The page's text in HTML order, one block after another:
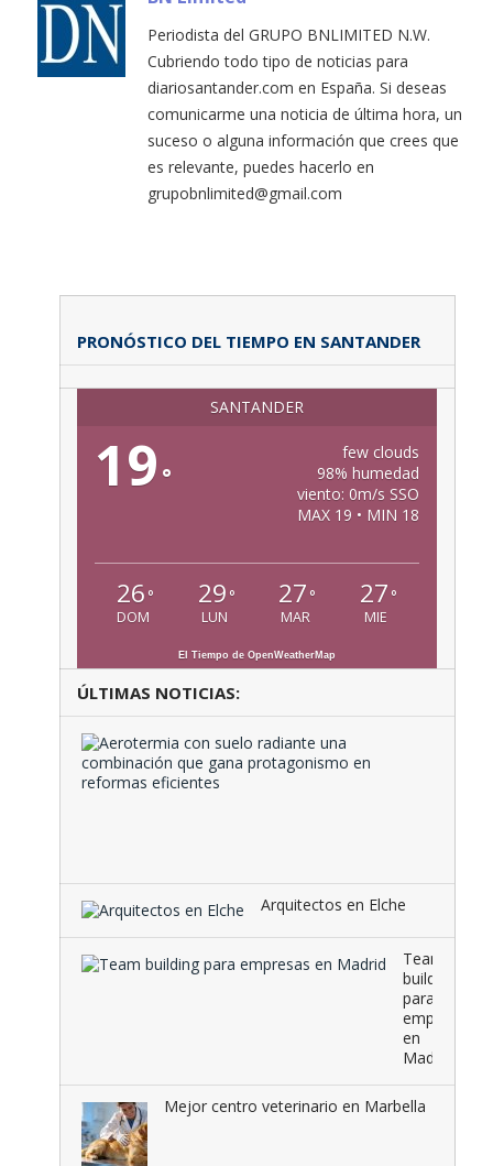
Periodista del GRUPO BNLIMITED N.W.
Cubriendo todo tipo de noticias para
diariosantander.com en España. Si deseas
comunicarme una noticia de última hora, un
suceso o alguna información que crees que
es relevante, puedes hacerlo en
grupobnlimited@gmail.com
PRONÓSTICO DEL TIEMPO EN SANTANDER
SANTANDER
19 °
few clouds
98% humedad
viento: 0m/s SSO
MAX 19 • MIN 18
26 °
DOM
29 °
LUN
27 °
MAR
27 °
MIE
El Tiempo de OpenWeatherMap
ÚLTIMAS NOTICIAS:
Arquitectos en Elche
Team
building
para
empresas
en
Madrid
Mejor centro veterinario en Marbella